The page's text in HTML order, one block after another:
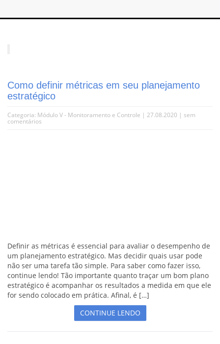
Como definir métricas em seu planejamento
estratégico
Categoria: Módulo V - Monitoramento e Controle | 27.08.2020 | sem
comentários
Definir as métricas é essencial para avaliar o desempenho de
um planejamento estratégico. Mas decidir quais usar pode
não ser uma tarefa tão simple. Para saber como fazer isso,
continue lendo! Tão importante quanto traçar um bom plano
estratégico é acompanhar os resultados a medida em que ele
for sendo colocado em prática. Afinal, é […]
CONTINUE LENDO